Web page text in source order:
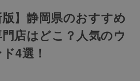
版】静岡県のおすすめ
店はどこ？人気のウ
4選！